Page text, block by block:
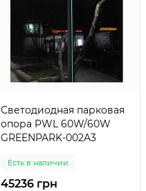
Светодиодная парковая
опора PWL 60W/60W
GREENPARK-002A3
Есть в наличии
45236 грн